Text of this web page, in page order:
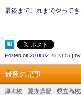
最後までこれまでやって
Posted on 2018.02.28 23:55 | by
最新の記事
厚木校 夏期講習・県立高校